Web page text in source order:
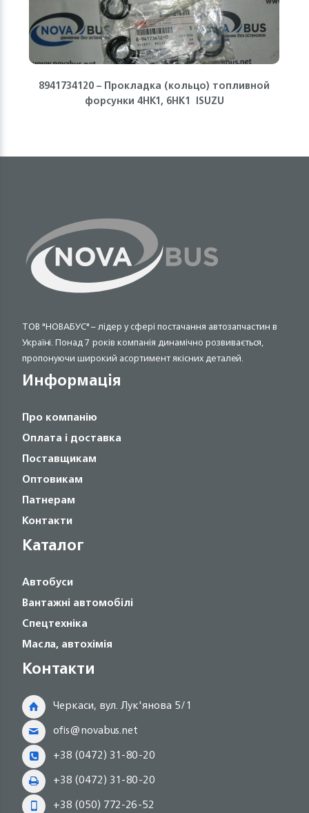
8941734120 – Прокладка (кольцо) топливной
форсунки 4HK1, 6HK1 ISUZU
ТОВ "НОВАБУС" – лідер у сфері постачання автозапчастин в
Україні. Понад 7 років компанія динамічно розвивається,
пропонуючи широкий асортимент якісних деталей.
Информація
Про компанію
Оплата і доставка
Поставщикам
Оптовикам
Патнерам
Контакти
Каталог
Автобуси
Вантажні автомобілі
Спецтехніка
Масла, автохімія
Контакти
Черкаси, вул. Лук'янова 5/1
ofis@novabus.net
+38 (0472) 31-80-20
+38 (0472) 31-80-20
+38 (050) 772-26-52